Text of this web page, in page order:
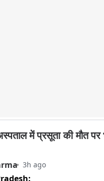
में प्रसूता की मौत पर
3h ago